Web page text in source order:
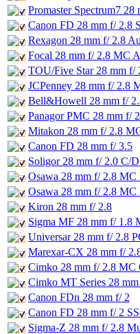
Promaster Spectrum7
Canon FD 28 mm f/ 2.8
Rexagon 28 mm f/ 2.8
Focal 28 mm f/ 2.8 MC
TOU/Five Star 28 mm f/
JCPenney 28 mm f/ 2.8
Bell&Howell 28 mm f/
Panagor PMC 28 mm f/
Mitakon 28 mm f/ 2.8
Canon FD 28 mm f/ 3.5
Soligor 28 mm f/ 2.0 C/
Osawa 28 mm f/ 2.8 MC
Osawa 28 mm f/ 2.8 MC
Kiron 28 mm f/ 2.8
Sigma MF 28 mm f/ 1.8
Universar 28 mm f/ 2.8
Marexar-CX 28 mm f/
Cimko 28 mm f/ 2.8 MC
Cimko MT Series 28
Canon FDn 28 mm f/ 2
Canon FD 28 mm f/ 2
Sigma-Z 28 mm f/ 2.8